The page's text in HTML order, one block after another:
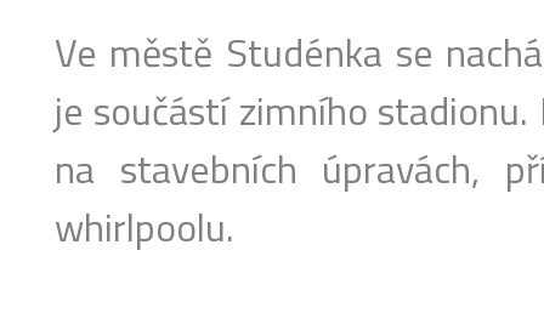
Ve městě Studénka se
je součástí zimního
na stavebních úpravách,
whirlpoolu.